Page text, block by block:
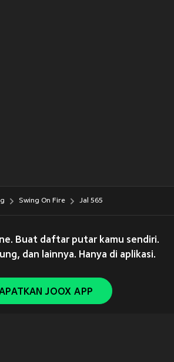
Swing On Fire Jal 565
Buat daftar putar kamu sendiri.
dan lainnya. Hanya di aplikasi.
JOOX APP